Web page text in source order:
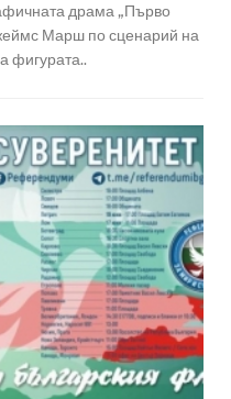
драма „Първо
Марш по сценарий на
фигурата..